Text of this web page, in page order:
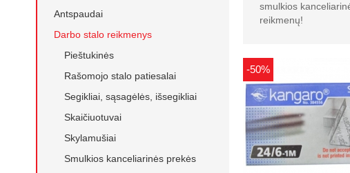
Antspaudai
Darbo stalo reikmenys
Pieštukinės
Rašomojo stalo patiesalai
Segikliai, sąsagėlės, išsegikliai
Skaičiuotuvai
Skylamušiai
Smulkios kanceliarinės prekės
smulkios
reikmenų!
-50%